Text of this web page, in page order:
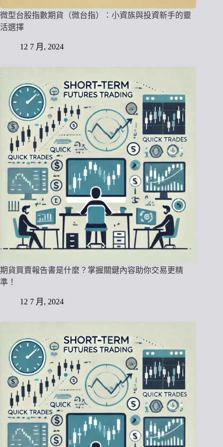
微型台股指數期貨（微台指）：小資族與投資新手的靈
活選擇
12 7 月, 2024
期貨買賣報告書是什麼？掌握關鍵內容助你交易更精
準！
12 7 月, 2024